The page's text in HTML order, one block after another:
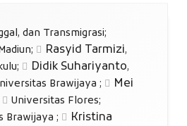
dan Transmigrasi;
; Rasyid Tarmizi,
; Didik Suhariyanto,
Brawijaya ;
Mei
Universitas Flores;
Brawijaya ;
Kristina